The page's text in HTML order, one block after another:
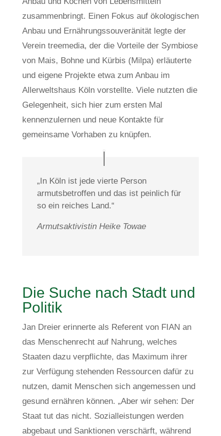
zusammenbringt. Einen Fokus auf ökologischen
Anbau und Ernährungssouveränität legte der
Verein treemedia, der die Vorteile der Symbiose
von Mais, Bohne und Kürbis (Milpa) erläuterte
und eigene Projekte etwa zum Anbau im
Allerweltshaus Köln vorstellte. Viele nutzten die
Gelegenheit, sich hier zum ersten Mal
kennenzulernen und neue Kontakte für
gemeinsame Vorhaben zu knüpfen.
„In Köln ist jede vierte Person
armutsbetroffen und das ist peinlich für
so ein reiches Land.“
Armutsaktivistin Heike Towae
Die Suche nach Stadt und
Politik
Jan Dreier erinnerte als Referent von FIAN an
das Menschenrecht auf Nahrung, welches
Staaten dazu verpflichte, das Maximum ihrer
zur Verfügung stehenden Ressourcen dafür zu
nutzen, damit Menschen sich angemessen und
gesund ernähren können. „Aber wir sehen: Der
Staat tut das nicht. Sozialleistungen werden
abgebaut und Sanktionen verschärft, während